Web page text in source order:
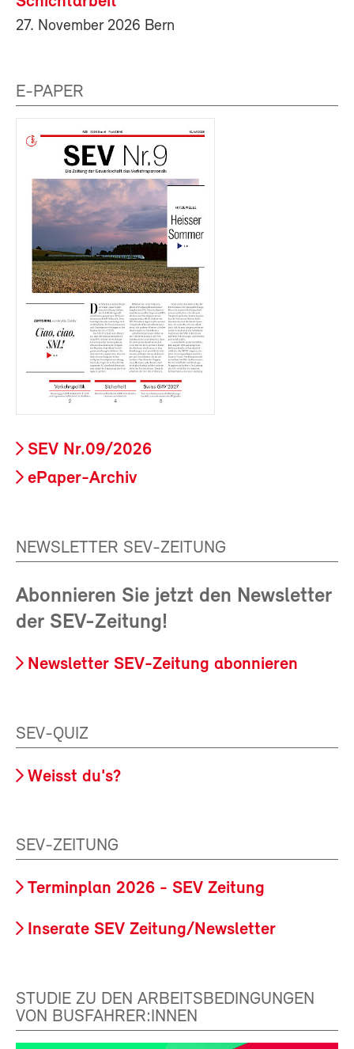
27. November 2026 Bern
E-PAPER
SEV Nr.09/2026
ePaper-Archiv
NEWSLETTER SEV-ZEITUNG
Abonnieren Sie jetzt den Newsletter
der SEV-Zeitung!
Newsletter SEV-Zeitung abonnieren
SEV-QUIZ
Weisst du's?
SEV-ZEITUNG
Terminplan 2026 - SEV Zeitung
Inserate SEV Zeitung/Newsletter
STUDIE ZU DEN ARBEITSBEDINGUNGEN
VON BUSFAHRER:INNEN